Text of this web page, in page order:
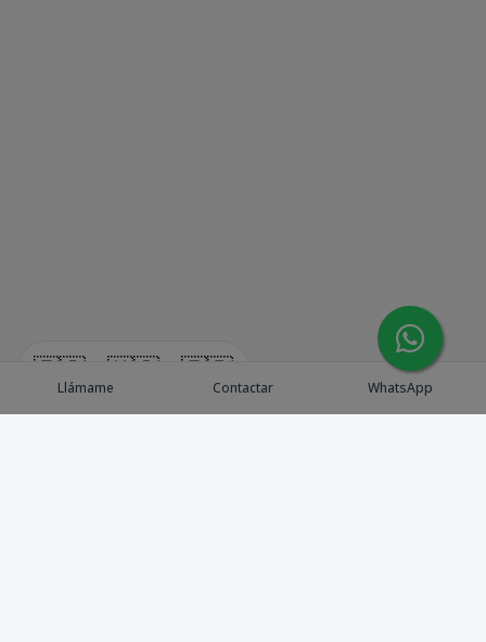
🇪🇸 🇺🇸 🇫🇷
Llámame Contactar WhatsApp